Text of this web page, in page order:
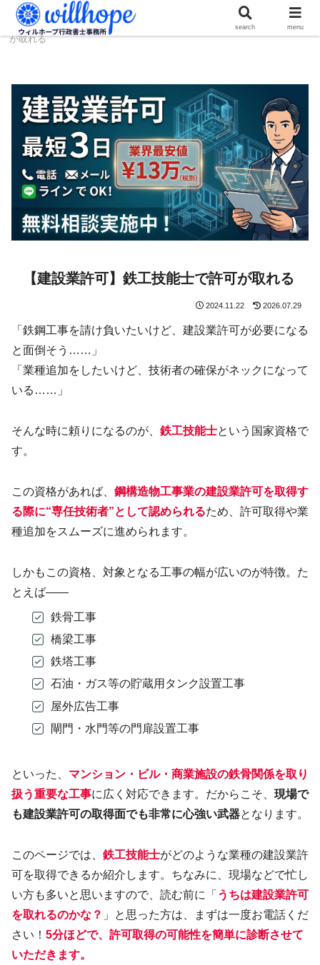
ホーム 建設コラム
【建設業許可】鉄工技能士で許可
が取れる
【建設業許可】鉄工技能士で許可が取れる
2024.11.22 2026.07.29
「鉄鋼工事を請け負いたいけど、建設業許可が必要になる
と面倒そう……」
「業種追加をしたいけど、技術者の確保がネックになって
いる……」
そんな時に頼りになるのが、 鉄工技能士という国家資格で
す。
この資格があれば、 鋼構造物工事業の建設業許可を取得す
る際に“専任技術者”として認められるため、許可取得や業
種追加をスムーズに進められます。
しかもこの資格、対象となる工事の幅が広いのが特徴。た
とえば——
鉄骨工事
橋梁工事
鉄塔工事
石油・ガス等の貯蔵用タンク設置工事
屋外広告工事
閘門・水門等の門扉設置工事
といった、 マンション・ビル・商業施設の鉄骨関係を取り
扱う重要な工事に広く対応できます。だからこそ、 現場で
も建設業許可の取得面でも非常に心強い武器となります。
このページでは、 鉄工技能士がどのような業種の建設業許
可を取得できるか紹介します。ちなみに、現場などで忙し
い方も多いと思いますので、読む前に「 うちは建設業許可
を取れるのかな？ 」と思った方は、まずは一度お電話くだ
さい！ 5分ほどで、許可取得の可能性を簡単に診断させて
いただきます。
search menu